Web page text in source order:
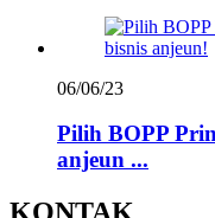
06/06/23
Pilih BOPP
anjeun ...